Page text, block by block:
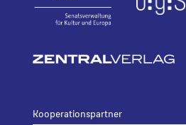
Kooperationspartner